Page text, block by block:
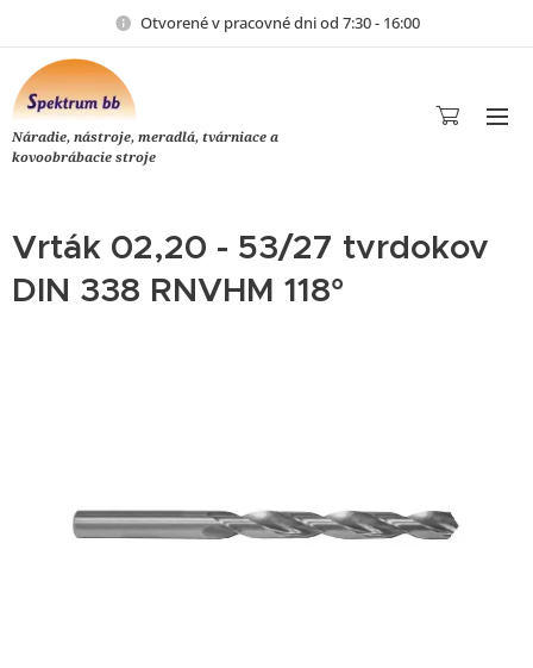
Otvorené v pracovné dni od 7:30 - 16:00
Náradie, nástroje, meradlá, tvárniace a
kovoobrábacie stroje
Vrták 02,20 - 53/27 tvrdokov
DIN 338 RNVHM 118°